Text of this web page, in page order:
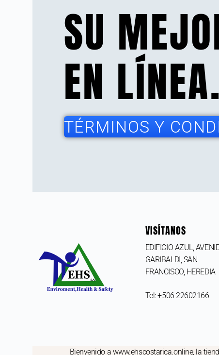
SU
EN LÍNEA.
TÉRMINOS Y
VISÍTANOS
EDIFICIO AZUL,
GARIBALDI, SAN
FRANCISCO, HEREDIA
Tel: +506 22602166
Bienvenido a www.ehscostarica.online, la